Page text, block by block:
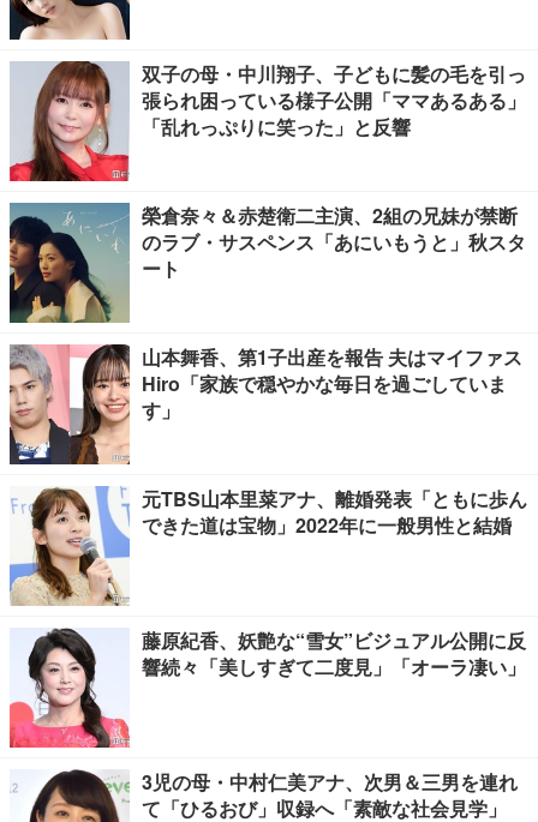
双子の母・中川翔子、子どもに髪の毛を引っ
張られ困っている様子公開「ママあるある」
「乱れっぷりに笑った」と反響
榮倉奈々＆赤楚衛二主演、2組の兄妹が禁断
のラブ・サスペンス「あにいもうと」秋スタ
ート
山本舞香、第1子出産を報告 夫はマイファス
Hiro「家族で穏やかな毎日を過ごしていま
す」
元TBS山本里菜アナ、離婚発表「ともに歩ん
できた道は宝物」2022年に一般男性と結婚
藤原紀香、妖艶な“雪女”ビジュアル公開に反
響続々「美しすぎて二度見」「オーラ凄い」
3児の母・中村仁美アナ、次男＆三男を連れ
て「ひるおび」収録へ「素敵な社会見学」